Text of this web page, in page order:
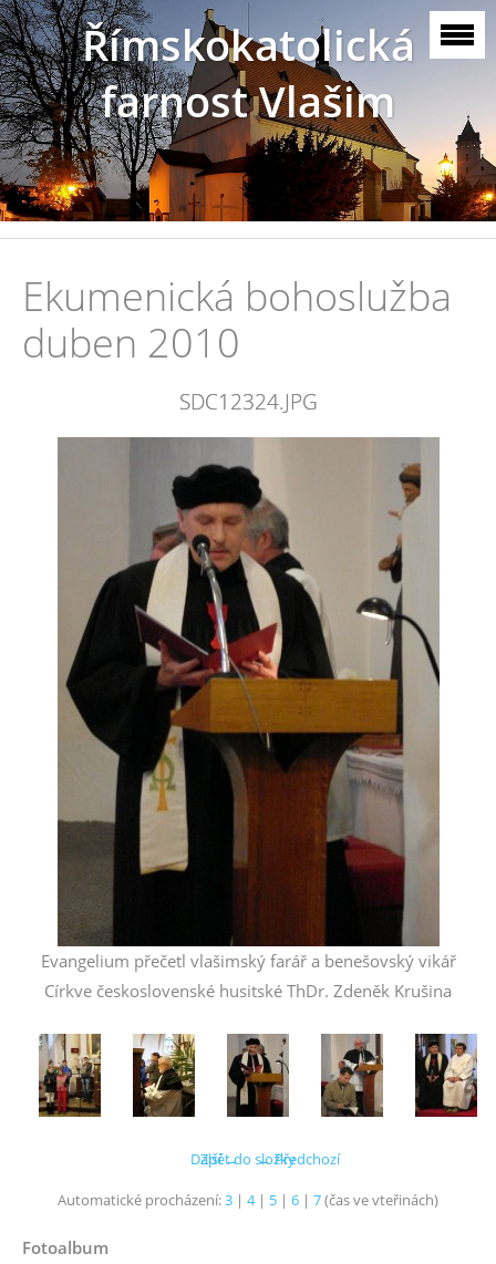
Římskokatolická
farnost Vlašim
Ekumenická bohoslužba
duben 2010
SDC12324.JPG
Evangelium přečetl vlašimský farář a benešovský vikář
Církve československé husitské ThDr. Zdeněk Krušina
← Předchozí
Další →
Zpět do složky
Automatické procházení:3 | 4| 5 | 6 | 7(čas ve vteřinách)
Fotoalbum